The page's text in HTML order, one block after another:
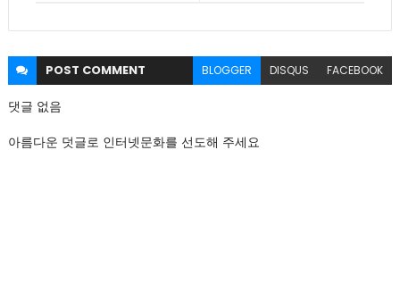
POST COMMENT BLOGGER DISQUS FACEBOOK
댓글 없음
아름다운 덧글로 인터넷문화를 선도해 주세요